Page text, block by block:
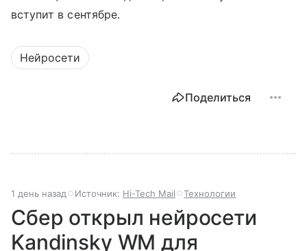
вступит в сентябре.
Нейросети
Поделиться
1 день назад Источник: Hi-Tech Mail Технологии
Сбер открыл нейросети
Kandinsky WM для